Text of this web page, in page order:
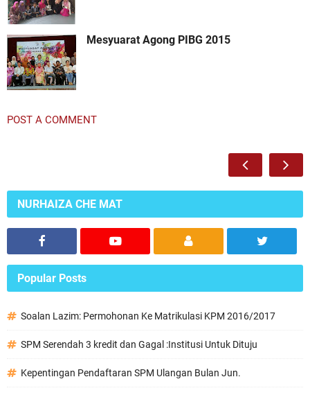
Mesyuarat Agong PIBG 2015
POST A COMMENT
NURHAIZA CHE MAT
Popular Posts
Soalan Lazim: Permohonan Ke Matrikulasi KPM 2016/2017
SPM Serendah 3 kredit dan Gagal :Institusi Untuk Dituju
Kepentingan Pendaftaran SPM Ulangan Bulan Jun.